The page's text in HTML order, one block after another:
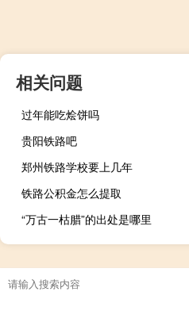
相关问题
过年能吃烩饼吗
贵阳铁路吧
郑州铁路学校要上几年
铁路公积金怎么提取
“万古一枯腊”的出处是哪里